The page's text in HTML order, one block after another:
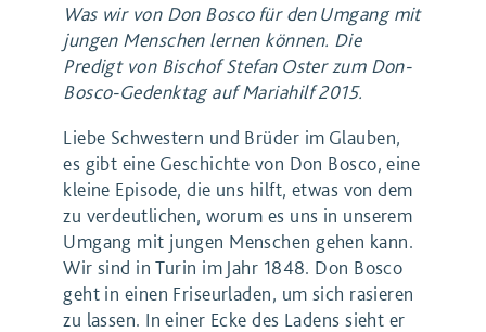
Was wir von Don Bosco für den Umgang mit
jungen Menschen lernen können. Die
Predigt von Bischof Stefan Oster zum Don-
Bosco-Gedenktag auf Mariahilf 2015.
Liebe Schwestern und Brüder im Glauben,
es gibt eine Geschichte von Don Bosco, eine
kleine Episode, die uns hilft, etwas von dem
zu verdeutlichen, worum es uns in unserem
Umgang mit jungen Menschen gehen kann.
Wir sind in Turin im Jahr 1848. Don Bosco
geht in einen Friseurladen, um sich rasieren
zu lassen. In einer Ecke des Ladens sieht er